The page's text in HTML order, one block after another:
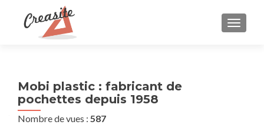
Mobi plastic : fabricant de
pochettes depuis 1958
Nombre de vues : 587